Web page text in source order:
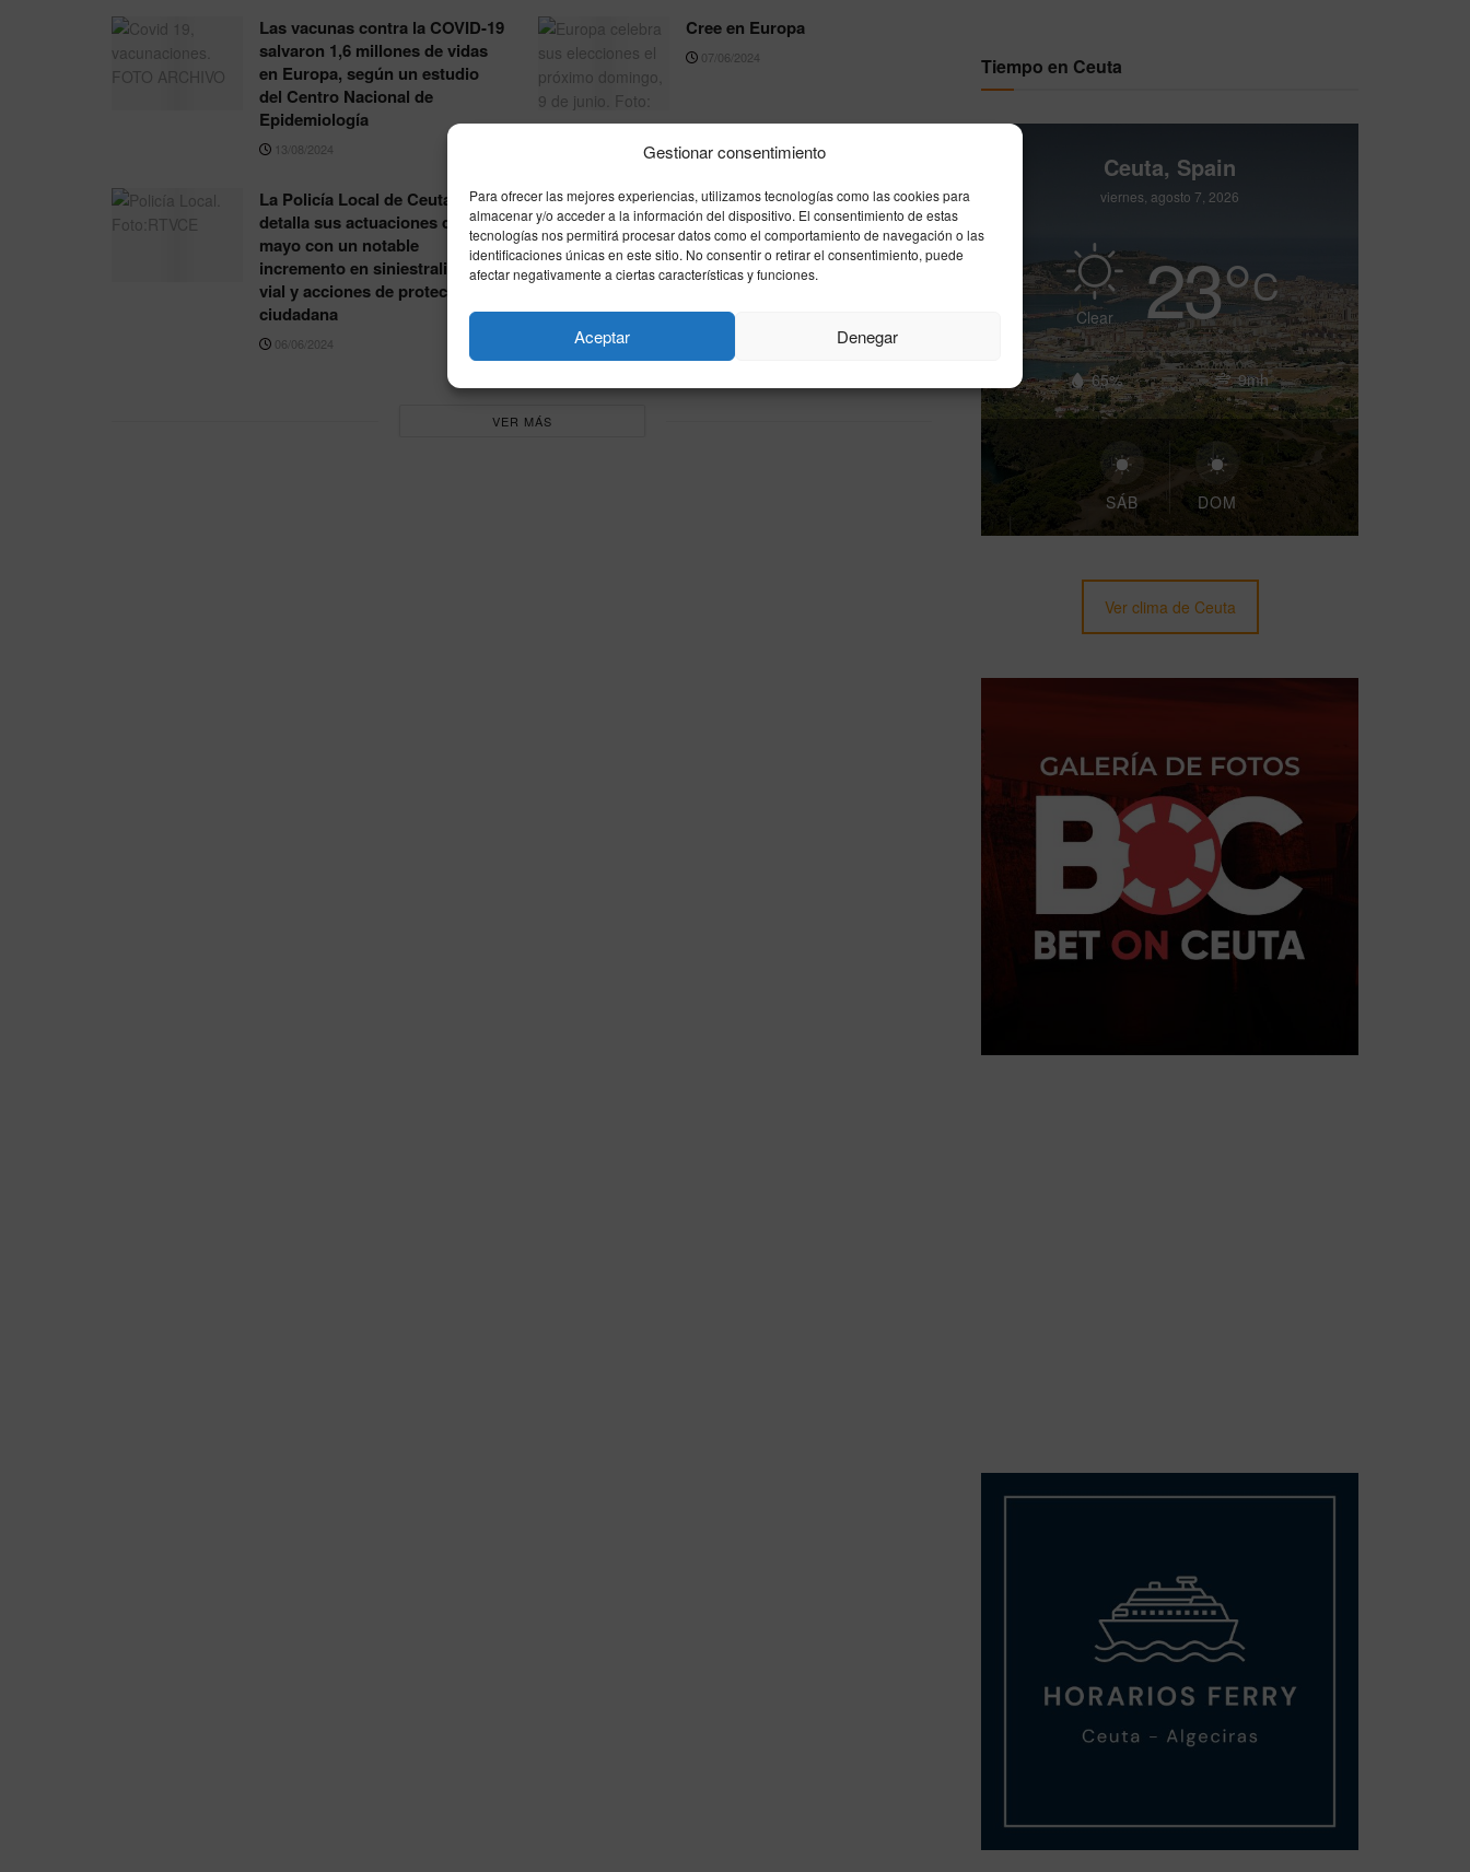
Gestionar consentimiento
Para ofrecer las mejores experiencias, utilizamos tecnologías como las cookies para
almacenar y/o acceder a la información del dispositivo. El consentimiento de estas
tecnologías nos permitirá procesar datos como el comportamiento de navegación o las
identificaciones únicas en este sitio. No consentir o retirar el consentimiento, puede
afectar negativamente a ciertas características y funciones.
Aceptar Denegar
Las vacunas contra la COVID-19
salvaron 1,6 millones de vidas
en Europa, según un estudio
del Centro Nacional de
Epidemiología
13/08/2024
Cree en Europa
07/06/2024
La Policía Local de Ceuta
detalla sus actuaciones de
mayo con un notable
incremento en siniestralidad
vial y acciones de protección
ciudadana
06/06/2024
Autismo Ceuta desmiente haber
dado un ultimátum a la Ciudad
26/04/2024
VER MÁS
Tiempo en Ceuta
Ceuta, Spain
viernes, agosto 7, 2026
Clear 23°C
65% 9mh
SÁB DOM
Ver clima de Ceuta